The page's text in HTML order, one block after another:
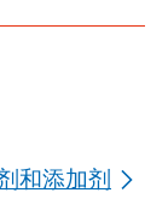
和添加剂